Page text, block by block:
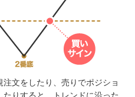
注文をしたり、売りでポジショ
りすると、トレンドに沿った